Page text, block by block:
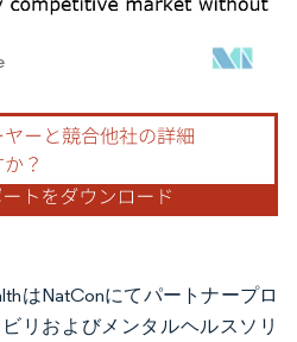
にはCC BY 4.0の表示が必要です。
はNatConにてパートナープロ
リおよびメンタルヘルスソリ